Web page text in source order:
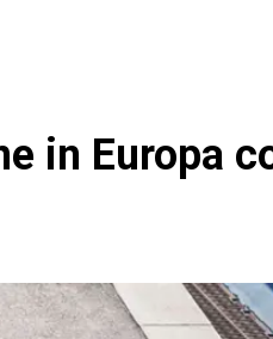
in Europa